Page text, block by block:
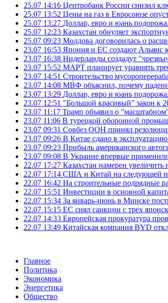
25.07 14:16 Центробанк России снизил
25.07 13:52 Цены на газ в Евросоюзе
25.07 13:27 Доллар, евро и юань
25.07 12:23 Казахстан обнуляет
25.07 09:23 Молдова договорилась о
23.07 16:53 Япония и ЕС создают Альянс
23.07 16:38 Нидерланды создадут
23.07 15:52 МАРТ планирует уравнять
23.07 14:51 Строительство
23.07 14:08 МВФ объяснил, почему
23.07 13:29 Доллар, евро и юань
23.07 12:51 "Большой красивый" закон к
23.07 11:17 Трамп объявил о
23.07 11:06 В турецкой оборонной
23.07 09:31 Совбез ООН принял
23.07 09:26 В Китае сдано в
23.07 09:23 Прибыль американского
23.07 09:08 В Украине впервые
22.07 17:27 Казахстан намерен
22.07 17:14 США и Китай на следующей
22.07 16:42 На строительные подрядные
22.07 15:51 Инвестиции в основной
22.07 15:34 За январь-июнь в Минске
22.07 15:15 ЕС снял санкции с трех
22.07 14:33 Европейская прокуратура
22.07 13:49 Китайская компания BYD
Главное
Политика
Экономика
Энергетика
Общество